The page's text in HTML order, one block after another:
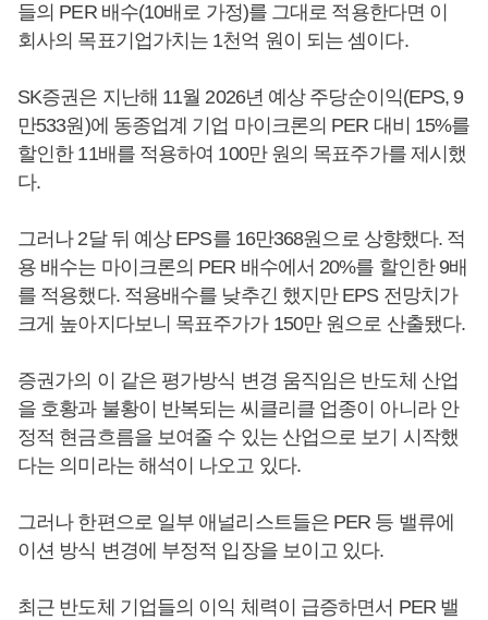
들의 PER 배수(10배로 가정)를 그대로 적용한다면 이
회사의 목표기업가치는 1천억 원이 되는 셈이다.
SK증권은 지난해 11월 2026년 예상 주당순이익(EPS, 9
만533원)에 동종업계 기업 마이크론의 PER 대비 15%를
할인한 11배를 적용하여 100만 원의 목표주가를 제시했
다.
그러나 2달 뒤 예상 EPS를 16만368원으로 상향했다. 적
용 배수는 마이크론의 PER 배수에서 20%를 할인한 9배
를 적용했다. 적용배수를 낮추긴 했지만 EPS 전망치가
크게 높아지다보니 목표주가가 150만 원으로 산출됐다.
증권가의 이 같은 평가방식 변경 움직임은 반도체 산업
을 호황과 불황이 반복되는 씨클리클 업종이 아니라 안
정적 현금흐름을 보여줄 수 있는 산업으로 보기 시작했
다는 의미라는 해석이 나오고 있다.
그러나 한편으로 일부 애널리스트들은 PER 등 밸류에
이션 방식 변경에 부정적 입장을 보이고 있다.
최근 반도체 기업들의 이익 체력이 급증하면서 PER 밸